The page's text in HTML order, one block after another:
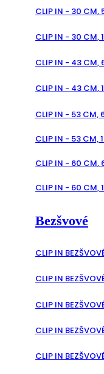
CLIP IN - 30 CM,
CLIP IN - 30 CM,
CLIP IN - 43 CM,
CLIP IN - 43 CM,
CLIP IN - 53 CM,
CLIP IN - 53 CM,
CLIP IN - 60 CM,
CLIP IN - 60 CM,
Bezšvové
CLIP IN
CLIP IN
CLIP IN
CLIP IN
CLIP IN